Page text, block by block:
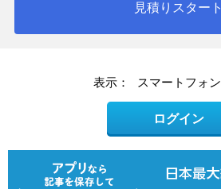
見積りスタート
表示： スマートフォン
ログイン